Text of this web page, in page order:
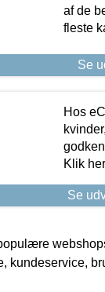
af de
fleste
Se
Hos
Klik
Se
kundeservice,